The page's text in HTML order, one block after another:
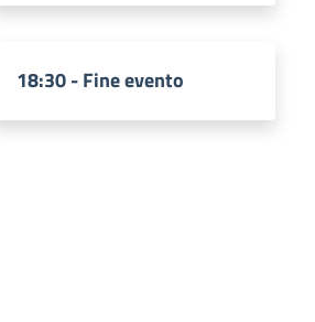
18:30 - Fine evento